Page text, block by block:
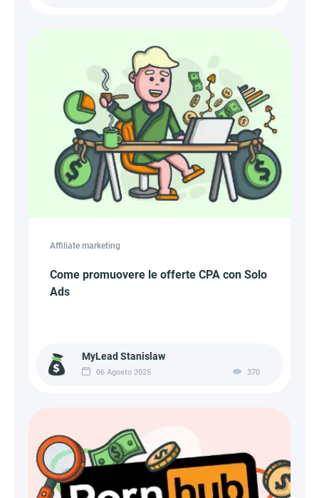
Affiliate marketing
Come promuovere le offerte CPA con Solo
Ads
MyLead Stanislaw
06 Agosto 2025 370